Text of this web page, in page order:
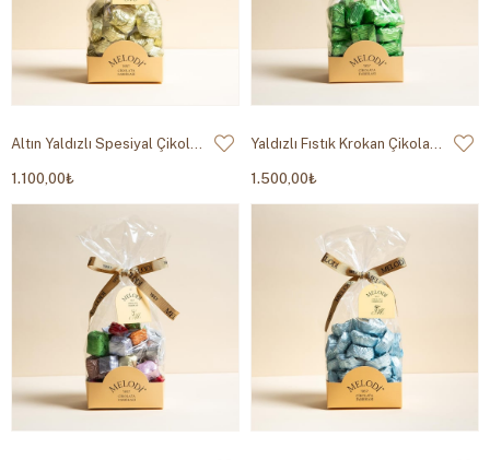
Altın Yaldızlı Spesiyal Çikolata 500g
1.100,00₺
Yaldızlı Fıstık Krokan Çikolata 500g
1.500,00₺